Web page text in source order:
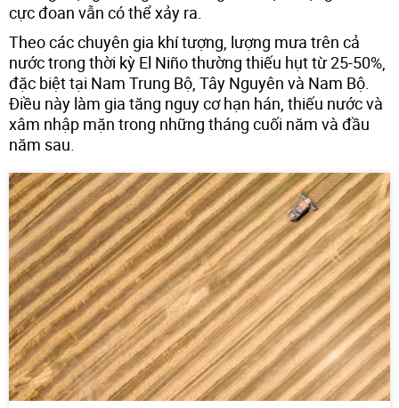
cực đoan vẫn có thể xảy ra.
Theo các chuyên gia khí tượng, lượng mưa trên cả
nước trong thời kỳ El Niño thường thiếu hụt từ 25-50%,
đặc biệt tại Nam Trung Bộ, Tây Nguyên và Nam Bộ.
Điều này làm gia tăng nguy cơ hạn hán, thiếu nước và
xâm nhập mặn trong những tháng cuối năm và đầu
năm sau.